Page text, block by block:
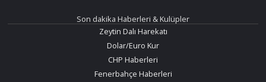
Son dakika Haberleri & Kulüpler
Zeytin Dalı Harekatı
Dolar/Euro Kur
CHP Haberleri
Fenerbahçe Haberleri